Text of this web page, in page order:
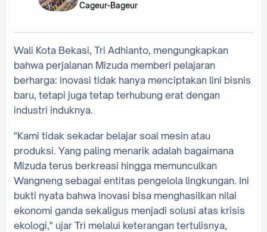
Cageur-Bageur
Wali Kota Bekasi, Tri Adhianto, mengungkapkan
bahwa perjalanan Mizuda memberi pelajaran
berharga: inovasi tidak hanya menciptakan lini bisnis
baru, tetapi juga tetap terhubung erat dengan
industri induknya.
"Kami tidak sekadar belajar soal mesin atau
produksi. Yang paling menarik adalah bagaimana
Mizuda terus berkreasi hingga memunculkan
Wangneng sebagai entitas pengelola lingkungan. Ini
bukti nyata bahwa inovasi bisa menghasilkan nilai
ekonomi ganda sekaligus menjadi solusi atas krisis
ekologi," ujar Tri melalui keterangan tertulisnya,